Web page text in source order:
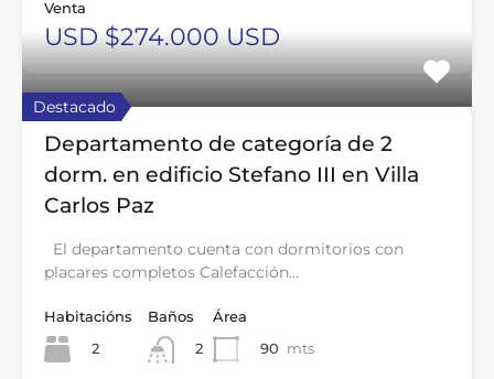
Venta
USD $274.000 USD
Destacado
Departamento de categoría de 2
dorm. en edificio Stefano III en Villa
Carlos Paz
El departamento cuenta con dormitorios con
placares completos Calefacción…
Habitacións
2
Baños
2
Área
90 mts